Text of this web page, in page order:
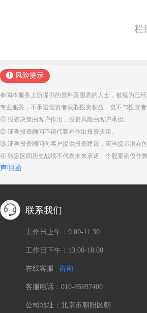
栏
风险提示
参阅本服务上所提供的资料及图表的人士，被视为已
专业服务，不承诺投资者获取投资收益，也不与投资
① 投资决策由客户作出，投资风险由客户承担。
② 证券投资顾问不得代客户作出投资决策。
③ 证券投资顾问向客户提供投资建议，应当提示潜在
④ 特定区间历史战绩不代表未来承诺。个股案例仅作
声明函
联系我们
工作日上午：9:00-11:30
工作日下午：13:00-18:00
在线客服 咨询
客服电话：010-85697400
公司地址：北京市朝阳区朝